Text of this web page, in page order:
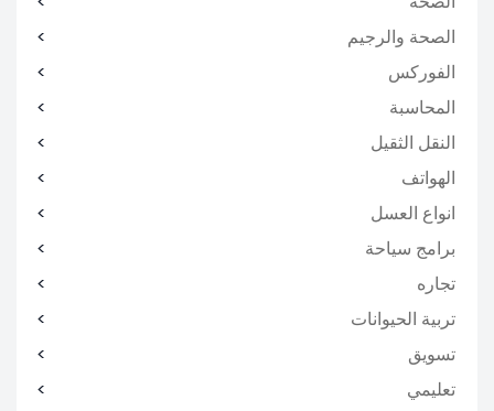
الصحة والرجيم
الفوركس
المحاسبة
النقل الثقيل
الهواتف
انواع العسل
برامج سياحة
تجاره
تربية الحيوانات
تسويق
تعليمي